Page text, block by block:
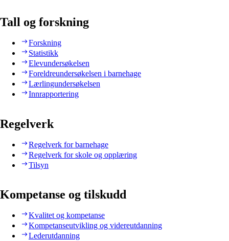
Tall og forskning
Forskning
Statistikk
Elevundersøkelsen
Foreldreundersøkelsen i barnehage
Lærlingundersøkelsen
Innrapportering
Regelverk
Regelverk for barnehage
Regelverk for skole og opplæring
Tilsyn
Kompetanse og tilskudd
Kvalitet og kompetanse
Kompetanseutvikling og videreutdanning
Lederutdanning